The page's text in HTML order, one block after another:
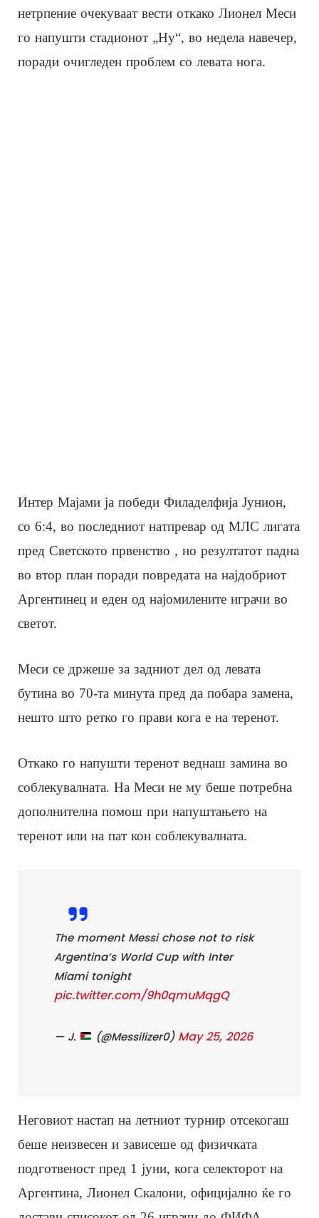
нетрпение очекуваат вести откако Лионел Меси
го напушти стадионот „Ну“, во недела навечер,
поради очигледен проблем со левата нога.
Интер Мајами ја победи Филаделфија Јунион,
со 6:4, во последниот натпревар од МЛС лигата
пред Светското првенство , но резултатот падна
во втор план поради повредата на најдобриот
Аргентинец и еден од најомилените играчи во
светот.
Меси се држеше за задниот дел од левата
бутина во 70-та минута пред да побара замена,
нешто што ретко го прави кога е на теренот.
Откако го напушти теренот веднаш замина во
соблекувалната. На Меси не му беше потребна
дополнителна помош при напуштањето на
теренот или на пат кон соблекувалната.
The moment Messi chose not to risk
Argentina’s World Cup with Inter
Miami tonight
pic.twitter.com/9h0qmuMqgQ
— J. (@Messilizer0) May 25, 2026
Неговиот настап на летниот турнир отсекогаш
беше неизвесен и зависеше од физичката
подготвеност пред 1 јуни, кога селекторот на
Аргентина, Лионел Скалони, официјално ќе го